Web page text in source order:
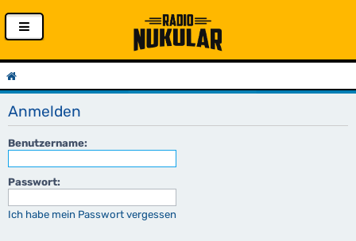
Anmelden
Benutzername:
Passwort:
Ich habe mein Passwort vergessen